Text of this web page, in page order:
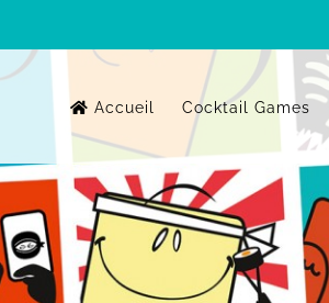
Accueil Cocktail Games